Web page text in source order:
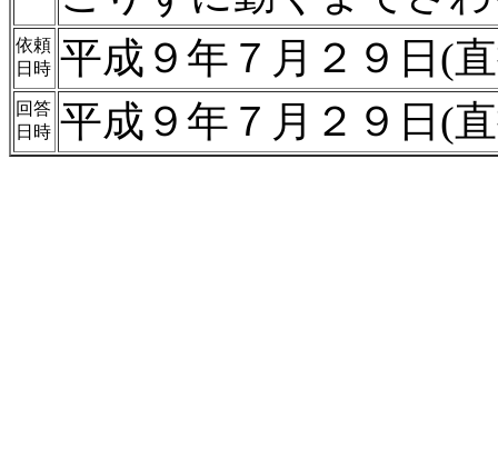
依頼
日時 平成９年７月２９日(
回答
日時 平成９年７月２９日(